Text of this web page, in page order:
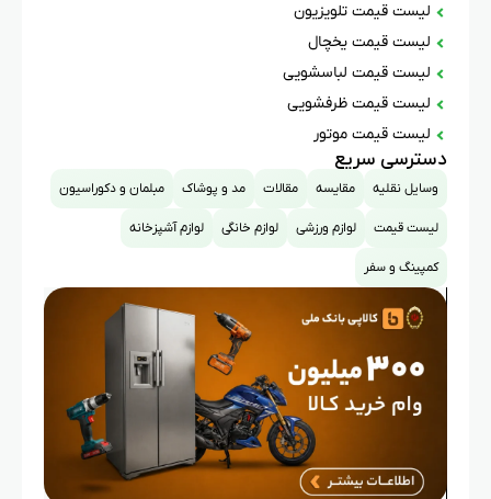
لیست قیمت تلویزیون
لیست قیمت یخچال
لیست قیمت لباسشویی
لیست قیمت ظرفشویی
لیست قیمت موتور
دسترسی سریع
وسایل نقلیه مقایسه مقالات مد و پوشاک مبلمان و دکوراسیون
لیست قیمت لوازم ورزشی لوازم خانگی لوازم آشپزخانه
کمپینگ و سفر